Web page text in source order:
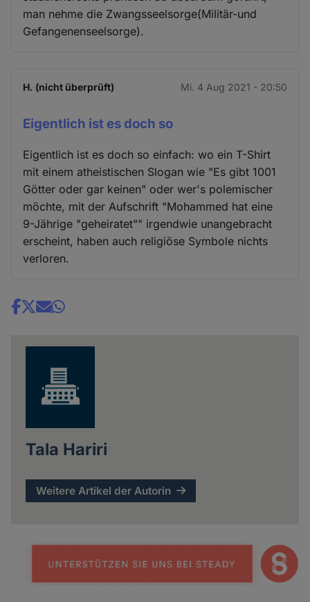
man nehme die Zwangsseelsorge(Militär-und
Gefangenenseelsorge).
H. (nicht überprüft) Mi. 4 Aug 2021 - 20:50
Eigentlich ist es doch so
Eigentlich ist es doch so einfach: wo ein T-Shirt
mit einem atheistischen Slogan wie "Es gibt 1001
Götter oder gar keinen" oder wer's polemischer
möchte, mit der Aufschrift "Mohammed hat eine
9-Jährige "geheiratet"" irgendwie unangebracht
erscheint, haben auch religiöse Symbole nichts
verloren.
Share
Tala Hariri
Weitere Artikel der Autorin